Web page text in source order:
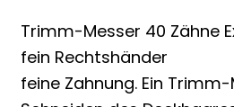
Trimm-Messer 40 Zähne
fein Rechtshänder
feine Zahnung. Ein